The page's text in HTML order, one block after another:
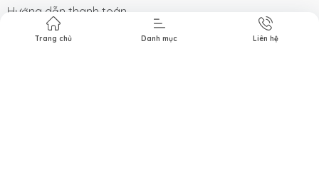
Hướng dẫn thanh toán
Hướng dẫn giao nhận
Trang chủ Danh mục Liên hệ